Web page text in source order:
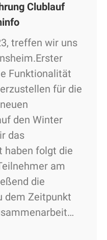
Clublauf
treffen wir uns
Funktionalität
für die
den Winter
das
haben folgt die
am
die
dem Zeitpunkt